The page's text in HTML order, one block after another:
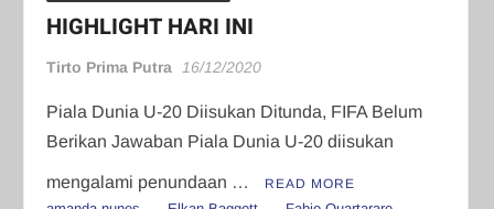
HIGHLIGHT HARI INI
Tirto Prima Putra 16/12/2020
Piala Dunia U-20 Diisukan Ditunda, FIFA Belum
Berikan Jawaban Piala Dunia U-20 diisukan
mengalami penundaan … READ MORE